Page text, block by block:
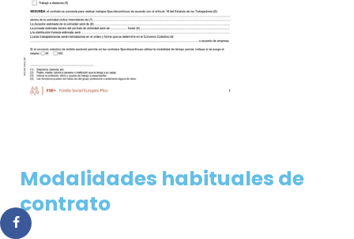
Modalidades habituales de
contrato